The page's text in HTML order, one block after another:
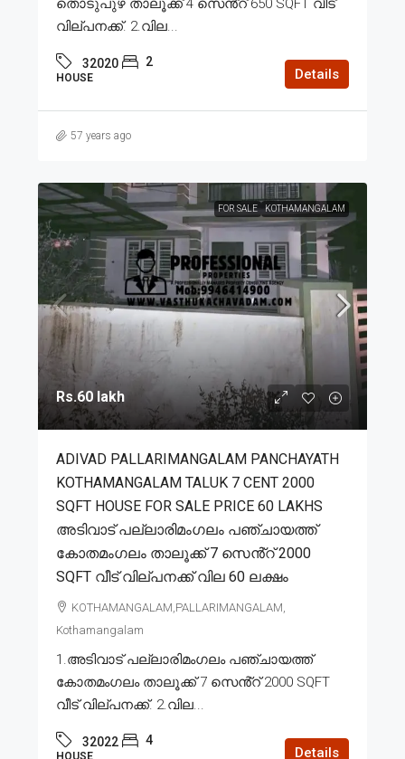
തൊടുപുഴ താലൂക്ക് 4 സെൻ്റ് 650 SQFT വീട്
വില്പനക്ക്. 2.വില...
32020 2
HOUSE Details
57 years ago
FOR SALE KOTHAMANGALAM
Rs.60 lakh
ADIVAD PALLARIMANGALAM PANCHAYATH
KOTHAMANGALAM TALUK 7 CENT 2000
SQFT HOUSE FOR SALE PRICE 60 LAKHS
അടിവാട് പല്ലാരിമംഗലം പഞ്ചായത്ത്
കോതമംഗലം താലൂക്ക് 7 സെൻ്റ് 2000
SQFT വീട് വില്പനക്ക് വില 60 ലക്ഷം
KOTHAMANGALAM,PALLARIMANGALAM,
Kothamangalam
1.അടിവാട് പല്ലാരിമംഗലം പഞ്ചായത്ത്
കോതമംഗലം താലൂക്ക് 7 സെൻ്റ് 2000 SQFT
വീട് വില്പനക്ക്. 2.വില...
32022 4
HOUSE Details